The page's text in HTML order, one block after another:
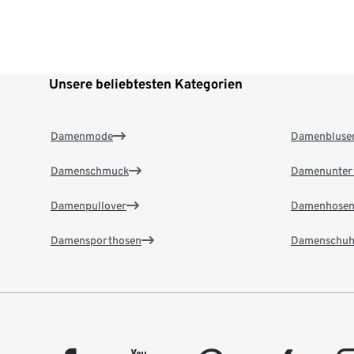
Unsere beliebtesten Kategorien
Damenmode
Damenschmuck
Damenpullover
Damensporthosen
Damenhosen